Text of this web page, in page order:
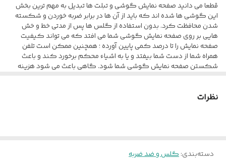
قطعا می دانید صفحه نمایش گوشی و تبلت ها تبدیل به مهم ترین بخش
این گوشی ها شده اند که باید از آن ها در برابر ضربه خوردن و شکسته
شدن محافظت کرد. بدون استفاده از گلس ها پس از مدتی خط و خش
هایی بر روی صفحه نمایش گوشی شما می افتد که می تواند کیفیت
صفحه نمایش را تا درصد کمی پایین آورده ؛ همچنین ممکن است تلفن
همراه شما از دست شما بیفتد و یا به اشیاء محکم برخورد کند و باعث
شکستن صفحه نمایش گوشی شما شود. گاهی باعث می شود هزینه
طور کامل صفحه نمایش گوشی شما را می پوشاند و در برابر آسیب ها
به همین خاطر به خوبی روی صفحه نمایش شما قرار می گیرد و آن را می
نظرات
دسته‌بندی:گلس و ضد ضربه